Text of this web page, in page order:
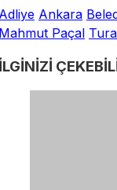
Ankara
Paçal